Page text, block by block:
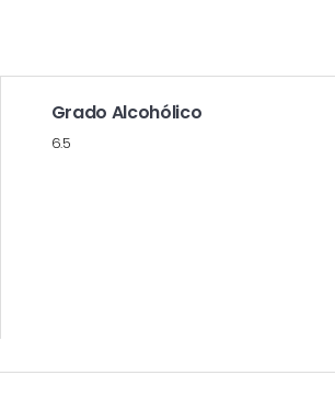
Grado Alcohólico
6.5